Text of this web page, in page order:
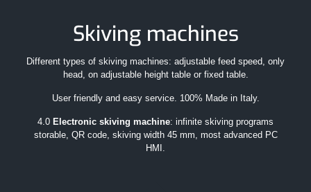
Skiving machines
Different types of skiving machines: adjustable feed speed, only
head, on adjustable height table or fixed table.
User friendly and easy service. 100% Made in Italy.
4.0 Electronic skiving machine: infinite skiving programs
storable, QR code, skiving width 45 mm, most advanced PC
HMI.